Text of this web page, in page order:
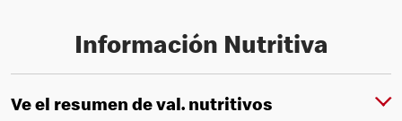
Información Nutritiva
Ve el resumen de val. nutritivos